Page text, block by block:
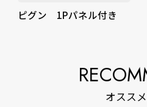
ピグン 1Pパネル付き
オスス